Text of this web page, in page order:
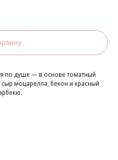
по душе — в основе томатный
моцарелла, бекон и красный